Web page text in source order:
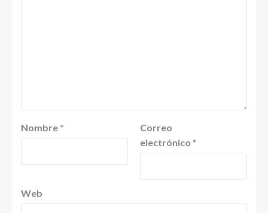
Nombre *
Correo
electrónico *
Web